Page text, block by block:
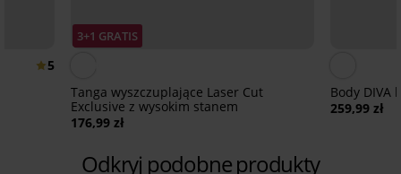
5
3+1 GRATIS
Tanga wyszczuplające Laser Cut
Exclusive z wysokim stanem
176,99 zł
Body DIVA
259,99 zł
Odkryj podobne produkty